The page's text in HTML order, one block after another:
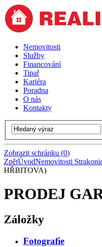
Nemovitosti
Služby
Financování
Tipař
Kariéra
Poradna
O nás
Kontakty
Zobrazit schránku (0)
ZpětÚvodNemovitosti
HŘBITOVA)
PRODEJ
Záložky
Fotografie